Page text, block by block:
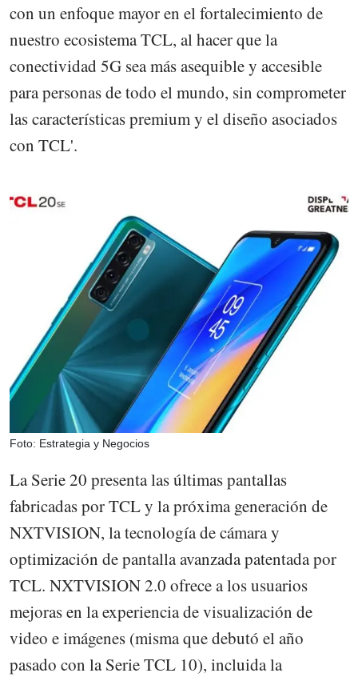
con un enfoque mayor en el fortalecimiento de
nuestro ecosistema TCL, al hacer que la
conectividad 5G sea más asequible y accesible
para personas de todo el mundo, sin comprometer
las características premium y el diseño asociados
con TCL'.
Foto: Estrategia y Negocios
La Serie 20 presenta las últimas pantallas
fabricadas por TCL y la próxima generación de
NXTVISION, la tecnología de cámara y
optimización de pantalla avanzada patentada por
TCL. NXTVISION 2.0 ofrece a los usuarios
mejoras en la experiencia de visualización de
video e imágenes (misma que debutó el año
pasado con la Serie TCL 10), incluida la